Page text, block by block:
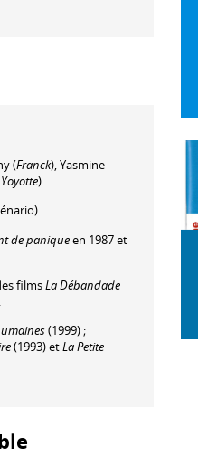
(Franck),Yasmine
)
de paniqueen 1987 et
filmsLa Débandade
(1999) ;
(1993) etLa Petite